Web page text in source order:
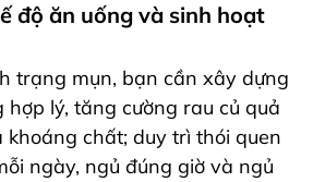
độ ăn uống và sinh hoạt
trạng mụn, bạn cần xây dựng
hợp lý, tăng cường rau củ quả
chất; duy trì thói quen
ngày, ngủ đúng giờ và ngủ